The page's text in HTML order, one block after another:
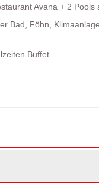
Avana + 2 Pools
Bad, Föhn,
Buffet.